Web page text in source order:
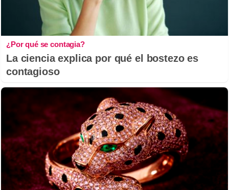
¿Por qué se contagia?
La ciencia explica por qué el bostezo es
contagioso